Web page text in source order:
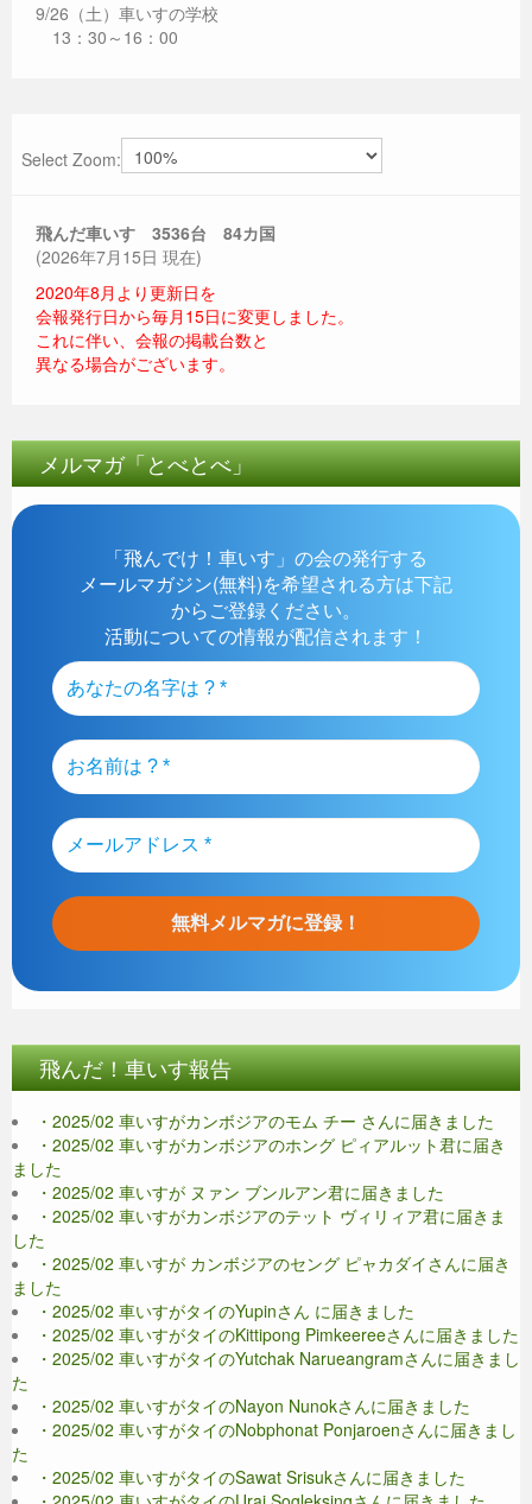
9/26（土）車いすの学校
13：30～16：00
Select Zoom:
飛んだ車いす 3536台 84カ国
(2026年7月15日 現在)
2020年8月より更新日を
会報発行日から毎月15日に変更しました。
これに伴い、会報の掲載台数と
異なる場合がございます。
メルマガ「とべとべ」
「飛んでけ！車いす」の会の発行する
メールマガジン(無料)を希望される方は下記
からご登録ください。
活動についての情報が配信されます！
飛んだ！車いす報告
・2025/02 車いすがカンボジアのモム チー さんに届きました
・2025/02 車いすがカンボジアのホング ピィアルット君に届き
ました
・2025/02 車いすが ヌァン ブンルアン君に届きました
・2025/02 車いすがカンボジアのテット ヴィリィア君に届きま
した
・2025/02 車いすが カンボジアのセング ピャカダイさんに届き
ました
・2025/02 車いすがタイのYupinさん に届きました
・2025/02 車いすがタイのKittipong Pimkeereeさんに届きました
・2025/02 車いすがタイのYutchak Narueangramさんに届きまし
た
・2025/02 車いすがタイのNayon Nunokさんに届きました
・2025/02 車いすがタイのNobphonat Ponjaroenさんに届きまし
た
・2025/02 車いすがタイのSawat Srisukさんに届きました